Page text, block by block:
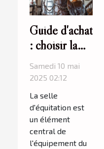
Guide d'achat
: choisir la
meilleure
selle
d'équitation
selon sa
pratique
Samedi 10 mai
2025 02:12
La selle
d'équitation est
un élément
central de
l'équipement du